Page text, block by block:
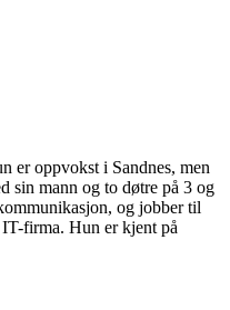
er oppvokst i Sandnes, men
sin mann og to døtre på 3 og
og jobber til
firma. Hun er kjent på